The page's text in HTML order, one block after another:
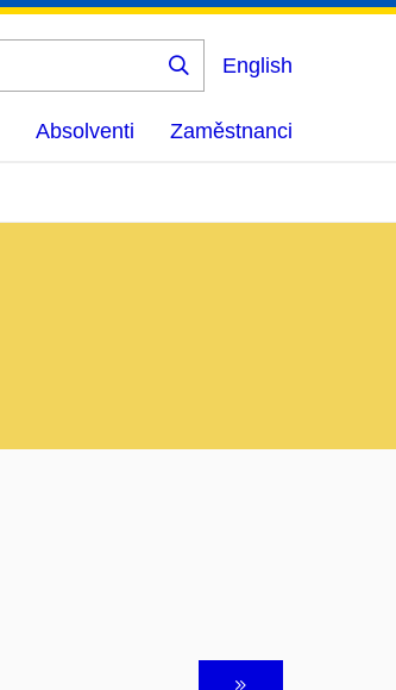
Vyhledat
English
Absolventi Zaměstnanci